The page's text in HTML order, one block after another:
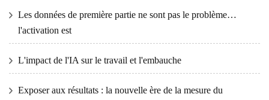
Les données de première partie ne sont pas le problème…
l'activation est
L'impact de l'IA sur le travail et l'embauche
Exposer aux résultats : la nouvelle ère de la mesure du